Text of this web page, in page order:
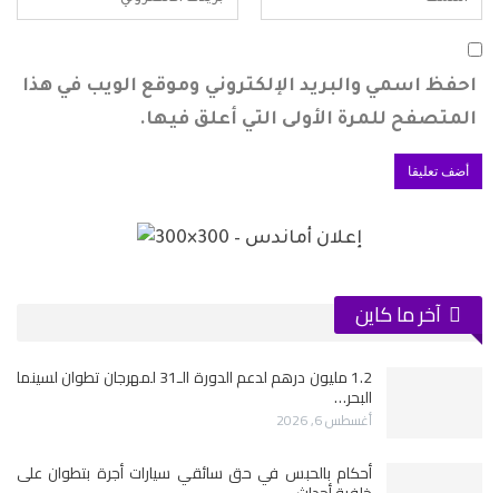
احفظ اسمي والبريد الإلكتروني وموقع الويب في هذا
المتصفح للمرة الأولى التي أعلق فيها.
آخر ما كاين
1.2 مليون درهم لدعم الدورة الـ31 لمهرجان تطوان لسينما
البحر…
أغسطس 6, 2026
أحكام بالحبس في حق سائقي سيارات أجرة بتطوان على